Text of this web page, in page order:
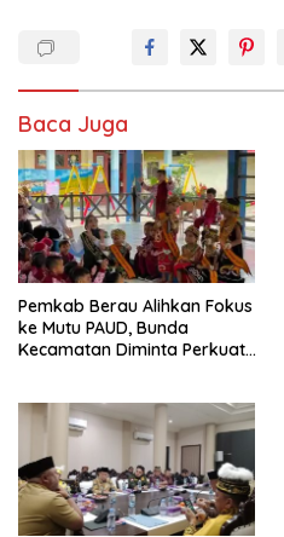
Baca Juga
Pemkab Berau Alihkan Fokus
ke Mutu PAUD, Bunda
Kecamatan Diminta Perkuat